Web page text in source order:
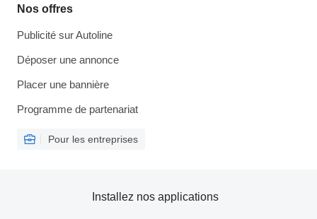
Nos offres
Publicité sur Autoline
Déposer une annonce
Placer une bannière
Programme de partenariat
Pour les entreprises
Installez nos applications